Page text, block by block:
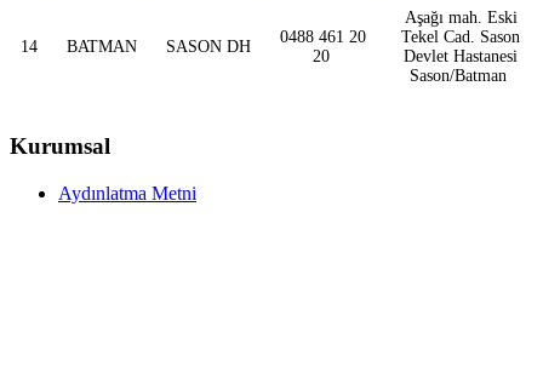
14 BATMAN SASON DH
0488 461 20
20
Aşağı mah. Eski
Tekel Cad. Sason
Devlet Hastanesi
Sason/Batman
Kurumsal
Aydınlatma Metni